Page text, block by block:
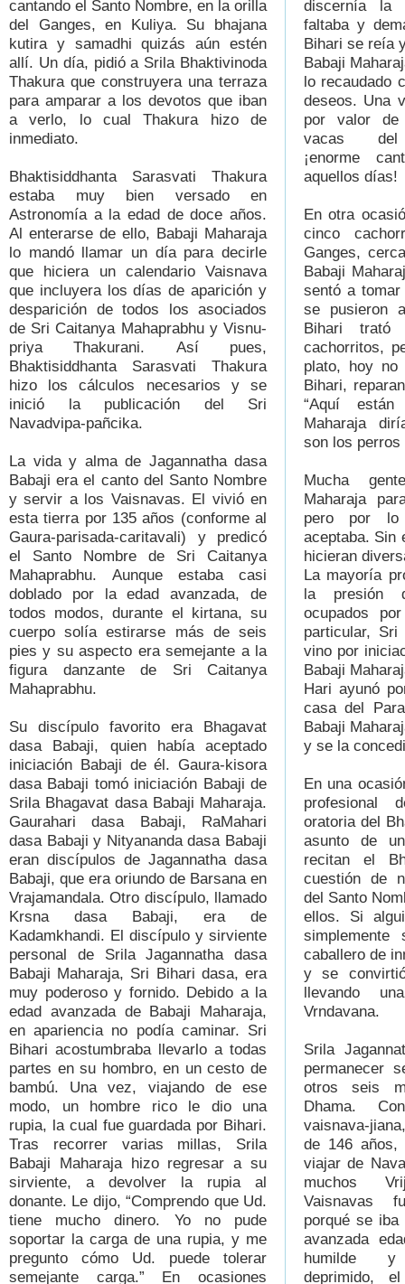
cantando el Santo Nombre, en la orilla
del Ganges, en Kuliya. Su bhajana
kutira y samadhi quizás aún estén
allí. Un día, pidió a Srila Bhaktivinoda
Thakura que construyera una terraza
para amparar a los devotos que iban
a verlo, lo cual Thakura hizo de
inmediato.
Bhaktisiddhanta Sarasvati Thakura
estaba muy bien versado en
Astronomía a la edad de doce años.
Al enterarse de ello, Babaji Maharaja
lo mandó llamar un día para decirle
que hiciera un calendario Vaisnava
que incluyera los días de aparición y
desparición de todos los asociados
de Sri Caitanya Mahaprabhu y Visnu-
priya Thakurani. Así pues,
Bhaktisiddhanta Sarasvati Thakura
hizo los cálculos necesarios y se
inició la publicación del Sri
Navadvipa-pañcika.
La vida y alma de Jagannatha dasa
Babaji era el canto del Santo Nombre
y servir a los Vaisnavas. El vivió en
esta tierra por 135 años (conforme al
Gaura-parisada-caritavali) y predicó
el Santo Nombre de Sri Caitanya
Mahaprabhu. Aunque estaba casi
doblado por la edad avanzada, de
todos modos, durante el kirtana, su
cuerpo solía estirarse más de seis
pies y su aspecto era semejante a la
figura danzante de Sri Caitanya
Mahaprabhu.
Su discípulo favorito era Bhagavat
dasa Babaji, quien había aceptado
iniciación Babaji de él. Gaura-kisora
dasa Babaji tomó iniciación Babaji de
Srila Bhagavat dasa Babaji Maharaja.
Gaurahari dasa Babaji, RaMahari
dasa Babaji y Nityananda dasa Babaji
eran discípulos de Jagannatha dasa
Babaji, que era oriundo de Barsana en
Vrajamandala. Otro discípulo, llamado
Krsna dasa Babaji, era de
Kadamkhandi. El discípulo y sirviente
personal de Srila Jagannatha dasa
Babaji Maharaja, Sri Bihari dasa, era
muy poderoso y fornido. Debido a la
edad avanzada de Babaji Maharaja,
en apariencia no podía caminar. Sri
Bihari acostumbraba llevarlo a todas
partes en su hombro, en un cesto de
bambú. Una vez, viajando de ese
modo, un hombre rico le dio una
rupia, la cual fue guardada por Bihari.
Tras recorrer varias millas, Srila
Babaji Maharaja hizo regresar a su
sirviente, a devolver la rupia al
donante. Le dijo, “Comprendo que Ud.
tiene mucho dinero. Yo no pude
soportar la carga de una rupia, y me
pregunto cómo Ud. puede tolerar
semejante carga.” En ocasiones
discernía la
faltaba y
Bihari se reía
Babaji
lo recaudado
deseos. Una
por valor
vacas del
¡enorme
aquellos días!
En otra
cinco
Ganges,
Babaji
sentó a
se pusieron
Bihari trató
cachorritos,
plato, hoy no
Bihari,
“Aquí
Maharaja
son los perros
Mucha
Maharaja
pero por
aceptaba. Sin
hicieran
La mayoría
la presión
ocupados
particular,
vino por
Babaji
Hari ayunó
casa del
Babaji
y se la
En una
profesional
oratoria del
asunto de
recitan el
cuestión de
del Santo
ellos. Si
simplemente
caballero de
y se
llevando
Vrndavana.
Srila
permanecer
otros seis
Dhama.
vaisnava-
de 146 años,
viajar de
muchos
Vaisnavas
porqué se iba
avanzada
humilde y
deprimido,